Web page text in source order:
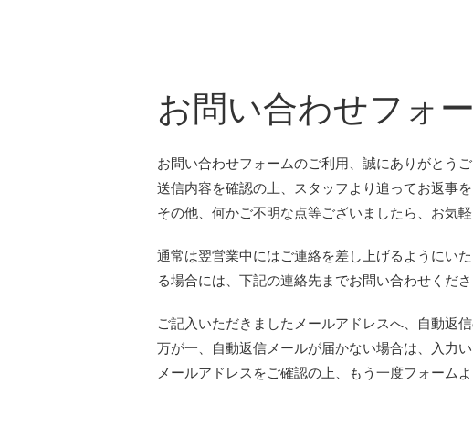
お問い合わせフォ
お問い合わせフォームのご利用、誠にありがとう
送信内容を確認の上、スタッフより追ってお返事
その他、何かご不明な点等ございましたら、お気
通常は翌営業中にはご連絡を差し上げるようにい
る場合には、下記の連絡先までお問い合わせくださ
ご記入いただきましたメールアドレスへ、自動返
万が一、自動返信メールが届かない場合は、入力
メールアドレスをご確認の上、もう一度フォーム